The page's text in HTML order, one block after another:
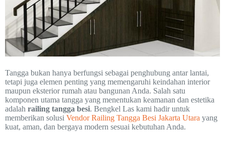
Tangga bukan hanya berfungsi sebagai penghubung antar lantai,
tetapi juga elemen penting yang memengaruhi keindahan interior
maupun eksterior rumah atau bangunan Anda. Salah satu
komponen utama tangga yang menentukan keamanan dan estetika
adalah railing tangga besi. Bengkel Las kami hadir untuk
memberikan solusi Vendor Railing Tangga Besi Jakarta Utara yang
kuat, aman, dan bergaya modern sesuai kebutuhan Anda.